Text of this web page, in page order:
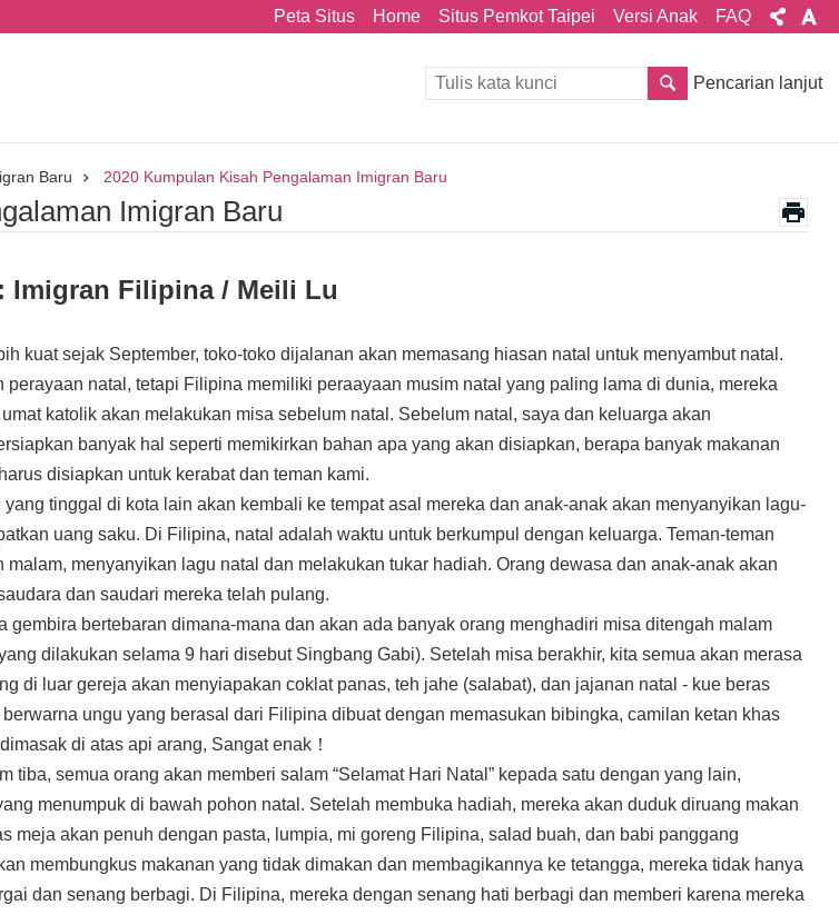
Peta Situs Home Situs Pemkot Taipei Versi Anak FAQ
Pencarian lanjut
Baru 2020 Kumpulan Kisah Pengalaman Imigran Baru
Imigran Baru
Imigran Filipina / Meili Lu
kuat sejak September, toko-toko dijalanan akan memasang hiasan natal untuk menyambut natal.
perayaan natal, tetapi Filipina memiliki peraayaan musim natal yang paling lama di dunia, mereka
katolik akan melakukan misa sebelum natal. Sebelum natal, saya dan keluarga akan
banyak hal seperti memikirkan bahan apa yang akan disiapkan, berapa banyak makanan
disiapkan untuk kerabat dan teman kami.
tinggal di kota lain akan kembali ke tempat asal mereka dan anak-anak akan menyanyikan lagu-
uang saku. Di Filipina, natal adalah waktu untuk berkumpul dengan keluarga. Teman-teman
menyanyikan lagu natal dan melakukan tukar hadiah. Orang dewasa dan anak-anak akan
dan saudari mereka telah pulang.
gembira bertebaran dimana-mana dan akan ada banyak orang menghadiri misa ditengah malam
dilakukan selama 9 hari disebut Singbang Gabi). Setelah misa berakhir, kita semua akan merasa
di luar gereja akan menyiapakan coklat panas, teh jahe (salabat), dan jajanan natal - kue beras
ungu yang berasal dari Filipina dibuat dengan memasukan bibingka, camilan ketan khas
di atas api arang, Sangat enak！
tiba, semua orang akan memberi salam “Selamat Hari Natal” kepada satu dengan yang lain,
menumpuk di bawah pohon natal. Setelah membuka hadiah, mereka akan duduk diruang makan
meja akan penuh dengan pasta, lumpia, mi goreng Filipina, salad buah, dan babi panggang
membungkus makanan yang tidak dimakan dan membagikannya ke tetangga, mereka tidak hanya
dan senang berbagi. Di Filipina, mereka dengan senang hati berbagi dan memberi karena mereka